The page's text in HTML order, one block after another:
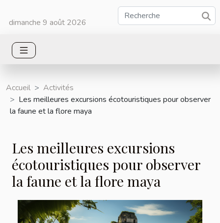
dimanche 9 août 2026
Accueil
Activités
Les meilleures excursions écotouristiques pour observer
la faune et la flore maya
Les meilleures excursions
écotouristiques pour observer
la faune et la flore maya